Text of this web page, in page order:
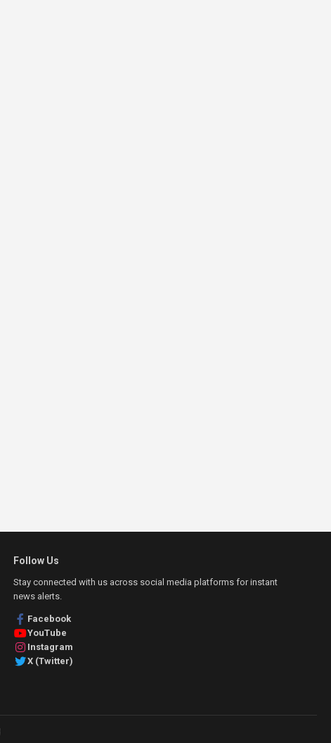
Follow Us
Stay connected with us across social media platforms for instant
news alerts.
Facebook
YouTube
Instagram
X (Twitter)